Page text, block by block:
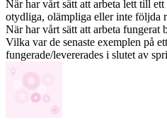
När har vårt sätt att arbeta lett till
otydliga, olämpliga eller inte följda
När har vårt sätt att arbeta fungerat
Vilka var de senaste exemplen på
fungerade/levererades i slutet av